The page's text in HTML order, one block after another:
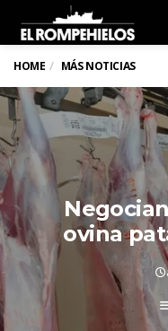
HOME MÁS NOTICIAS
ovina